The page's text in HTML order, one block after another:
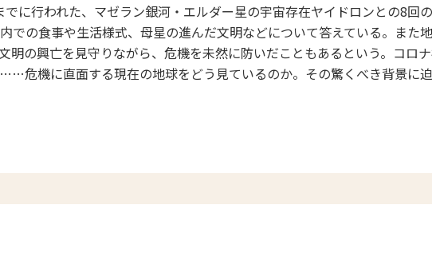
に行われた、マゼラン銀河・エルダー星の宇宙存在ヤイドロンとの8回の
での食事や生活様式、母星の進んだ文明などについて答えている。また
明の興亡を見守りながら、危機を未然に防いだこともあるという。コロ
危機に直面する現在の地球をどう見ているのか。その驚くべき背景に